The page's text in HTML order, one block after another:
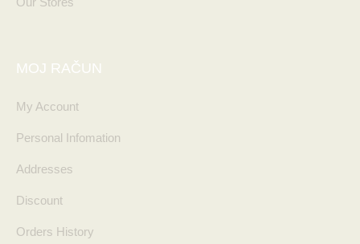
MOJ RAČUN
My Account
Personal Infomation
Addresses
Discount
Orders History